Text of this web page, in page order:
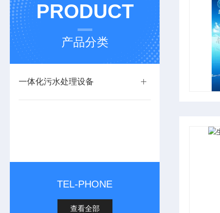
PRODUCT
产品分类
一体化污水处理设备
TEL-PHONE
查看全部